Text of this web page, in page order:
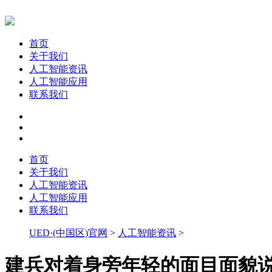
首页
关于我们
人工智能资讯
人工智能应用
联系我们
首页
关于我们
人工智能资讯
人工智能应用
联系我们
UED·(中国区)官网 > 人工智能资讯 >
建兵对着身旁年轻的面目面貌